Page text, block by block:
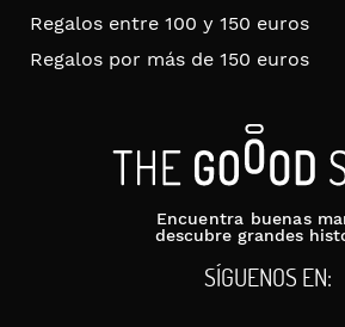
Regalos entre 100 y 150 euros
Regalos por más de 150 euros
Encuentra buenas
descubre grandes
SÍGUENOS EN: